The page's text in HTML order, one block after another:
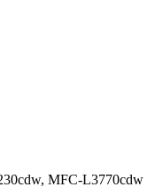
MFC-L3770cdw